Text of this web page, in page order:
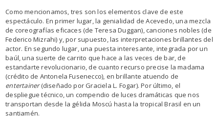
Como mencionamos, tres son los elementos clave de este
espectáculo. En primer lugar, la genialidad de Acevedo, una mezcla
de coreografías eficaces (de Teresa Duggan), canciones nobles (de
Federico Mizrahi) y, por supuesto, las interpretaciones brillantes del
actor. En segundo lugar, una puesta interesante, integrada por un
baúl, una suerte de carrito que hace a las veces de bar, de
estandarte revolucionario, de cuanto recurso precise la madama
(crédito de Antonela Fusenecco), en brillante atuendo de
entertainer(diseñado por Graciela L. Fogar). Por último, el
despliegue técnico, un compendio de luces dramáticas que nos
transportan desde la gélida Moscú hasta la tropical Brasil en un
santiamén.